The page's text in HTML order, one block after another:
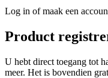
Log in of maak een
Product
U hebt direct toegang tot
meer. Het is bovendien